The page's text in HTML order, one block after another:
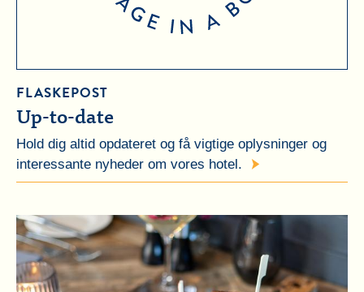
FLASKEPOST
Up-to-date
Hold dig altid opdateret og få vigtige oplysninger og
interessante nyheder om vores hotel.